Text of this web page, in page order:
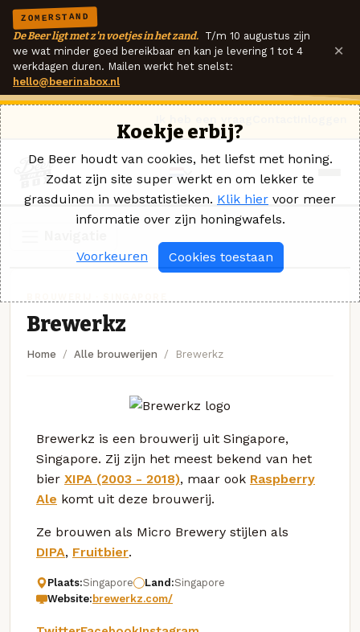
ZOMERSTAND
De Beer ligt met z'n voetjes in het zand. T/m 10 augustus zijn
we wat minder goed bereikbaar en kan je levering 1 tot 4
werkdagen duren. Mailen werkt het snelst:
hello@beerinabox.nl
×
Brewerkz
Home Alle brouwerijen Brewerkz
Brewerkz is een brouwerij uit Singapore,
Singapore. Zij zijn het meest bekend van het
bier XIPA (2003 - 2018), maar ook Raspberry
Ale komt uit deze brouwerij.
Ze brouwen als Micro Brewery stijlen als
DIPA, Fruitbier.
Plaats:Singapore Land:Singapore
Website: brewerkz.com/
Koekje erbij?
De Beer houdt van cookies, het liefst met honing.
Zodat zijn site super werkt en om lekker te
grasduinen in webstatistieken. Klik hier voor meer
informatie over zijn honingwafels.
Voorkeuren Cookies toestaan